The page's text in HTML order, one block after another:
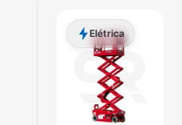
Elétrica